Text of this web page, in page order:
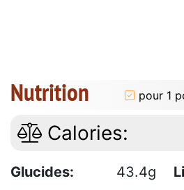
Nutrition pour 1
Calories:
Glucides: 43.4g